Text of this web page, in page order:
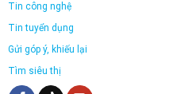
Tin công nghệ
Tin tuyển dụng
Gửi góp ý, khiếu lại
Tìm siêu thị